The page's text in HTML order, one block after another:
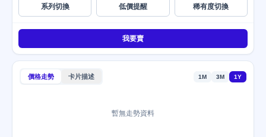
系列切換 低價提醒 稀有度切換
我要賣
價格走勢 卡片描述 1M 3M 1Y
暫無走勢資料